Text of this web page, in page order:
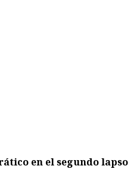
en el segundo lapso